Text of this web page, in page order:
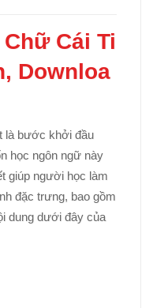
Cái Ti
Downloa
là bước khởi đầu
học ngôn ngữ này
giúp người học làm
đặc trưng, bao gồm
dung dưới đây của